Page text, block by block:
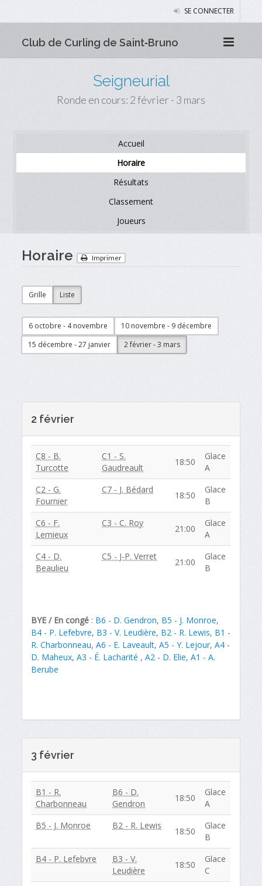
SE CONNECTER
Club de Curling de Saint‑Bruno
Seigneurial
Ronde en cours: 2 février - 3 mars
Accueil
Horaire
Résultats
Classement
Joueurs
Horaire Imprimer
Grille Liste
6 octobre - 4 novembre
10 novembre - 9 décembre
15 décembre - 27 janvier
2 février - 3 mars
2 février
C8 - B.
Turcotte
C1 - S.
Gaudreault
18:50
Glace
A
C2 - G.
Fournier
C7 - J. Bédard
18:50
Glace
B
C6 - F.
Lemieux
C3 - C. Roy
21:00
Glace
A
C4 - D.
Beaulieu
C5 - J-P. Verret
21:00
Glace
B
BYE / En congé : B6 - D. Gendron, B5 - J. Monroe,
B4 - P. Lefebvre, B3 - V. Leudière, B2 - R. Lewis, B1 -
R. Charbonneau,A6 - E. Laveault,A5 - Y. Lejour,A4 -
D. Maheux,A3 - É. Lacharité ,A2 - D. Elie,A1 - A.
Berube
3 février
B1 - R.
Charbonneau
B6 - D.
Gendron
18:50
Glace
A
B5 - J. Monroe
B2 - R. Lewis
18:50
Glace
B
B4 - P. Lefebvre
B3 - V.
Leudière
18:50
Glace
C